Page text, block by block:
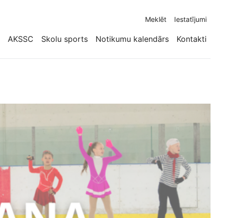
Meklēt Iestatījumi
AKSSC Skolu sports Notikumu kalendārs Kontakti